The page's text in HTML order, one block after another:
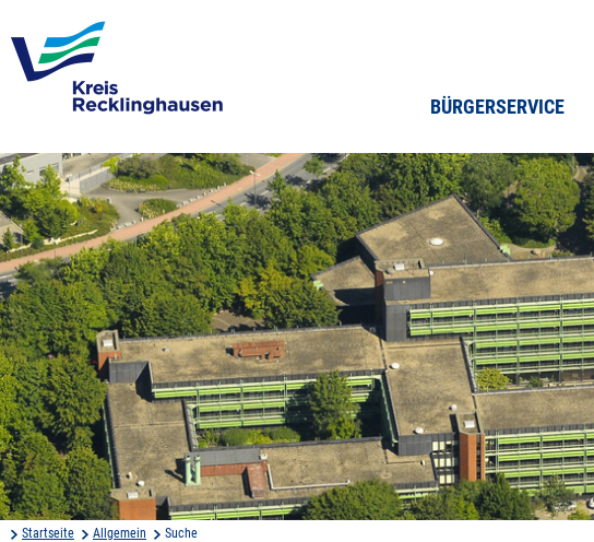
BÜRGERSERVICE
Startseite Allgemein Suche